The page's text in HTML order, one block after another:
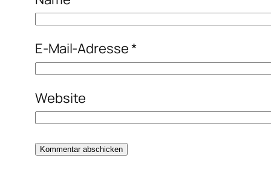
E-Mail-Adresse*
Website